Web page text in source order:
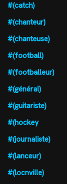
#(catch)
#(chanteur)
#(chanteuse)
#(football)
#(footballeur)
#(général)
#(guitariste)
#(hockey
#(journaliste)
#(lanceur)
#(locnville)